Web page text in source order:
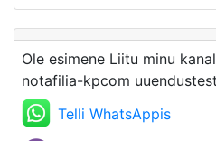
Ole esimene Liitu minu
notafilia-kpcom uuendustest
Telli WhatsAppis